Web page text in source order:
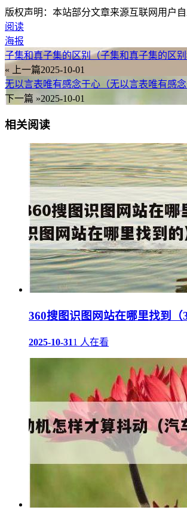
版权声明：本站部分文章来源互联网用户
阅读
海报
子集和真子集的区别（子集和真子集的区别
« 上一篇2025-10-01
无以言表唯有感念于心（无以言表唯有感念
下一篇 »2025-10-01
相关阅读
360搜图识图网站在哪里找到（
2025-10-311 人在看